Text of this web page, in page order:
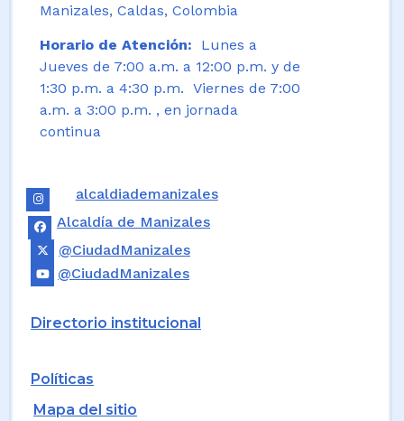
Manizales, Caldas, Colombia
Horario de Atención: Lunes a
Jueves de 7:00 a.m. a 12:00 p.m. y de
1:30 p.m. a 4:30 p.m. Viernes de 7:00
a.m. a 3:00 p.m. , en jornada
continua
alcaldiademanizales
Alcaldía de Manizales
@CiudadManizales
@CiudadManizales
Directorio institucional
Políticas
Mapa del sitio